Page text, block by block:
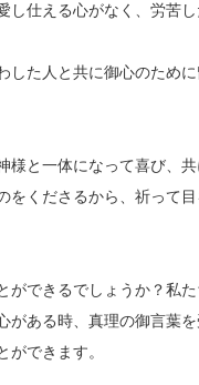
仕える心がなく、労苦
した人と共に御心のため
様と一体になって喜び、
をくださるから、祈って
ができるでしょうか？私
がある時、真理の御言葉
ができます。